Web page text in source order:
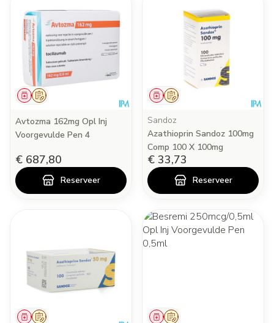
Op voorschrift
Geneesmiddel
Avtozma 162mg Opl Inj
Voorgevulde Pen 4
€ 687,80
Reserveer
Op voorschrift
Geneesmiddel
Sandoz
Azathioprin Sandoz 100mg
Comp 100 X 100mg
€ 33,73
Reserveer
Op voorschrift
Geneesmiddel Op voorschrift
Geneesmiddel